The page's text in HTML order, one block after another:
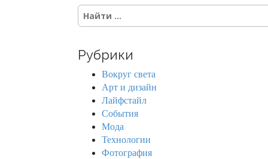
S
e
c
Рубрики
Вокруг света
Арт и дизайн
Лайфстайл
События
Мода
Технологии
Фотография